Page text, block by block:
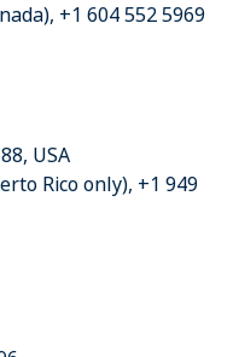
+1 604 552 5969
USA
Rico only), +1 949